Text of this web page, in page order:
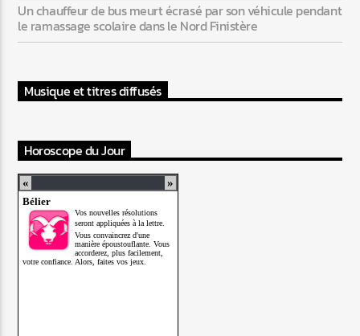
Un chauffeur de bus meurt écrasé par son véhicule pendant
le ramassage scolaire dans le Nord Finistère
Musique et titres diffusés
Horoscope du Jour